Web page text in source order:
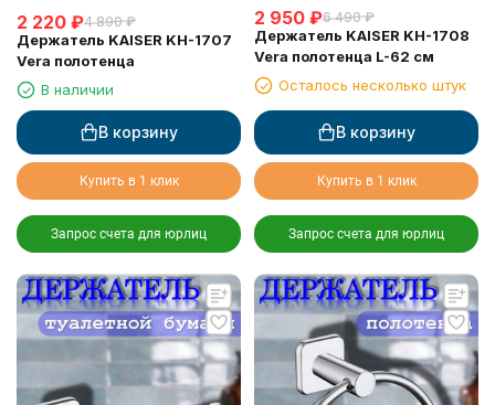
2 220 ₽4 890 ₽
Держатель KAISER KH-1707
Vera полотенца
В наличии
В корзину
Купить в 1 клик
Запрос счета для юрлиц
2 950 ₽6 490 ₽
Держатель KAISER KH-1708
Vera полотенца L-62 см
Осталось несколько штук
В корзину
Купить в 1 клик
Запрос счета для юрлиц